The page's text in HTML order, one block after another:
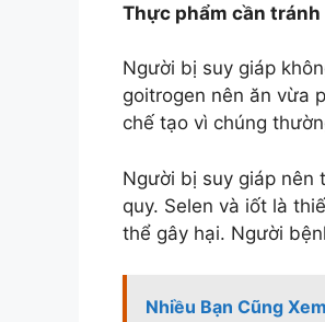
Thực phẩm cần tránh
Người bị suy giáp
goitrogen nên ăn vừa
chế tạo vì chúng
Người bị suy giáp nên
quy. Selen và iốt là
thể gây hại. Người
Nhiều Bạn Cũng Xem